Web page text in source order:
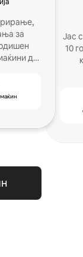
за
да
Јас
10